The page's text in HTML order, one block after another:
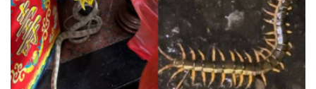
有一條長約200公分的「靈蛇」前來造訪，且每次都會在供
桌及神像間來回穿梭爬行，並在此停留3至10天左右，由於
民間傳說玄天上帝收服龜蛇二將後，便將其納為坐騎，因此
該條大頭蛇又被廟方及信眾稱為「帝爺公蛇」，視牠為靈蛇
的象徵。天受宮昨（7日）晚間在臉書粉專曬出影片，發文